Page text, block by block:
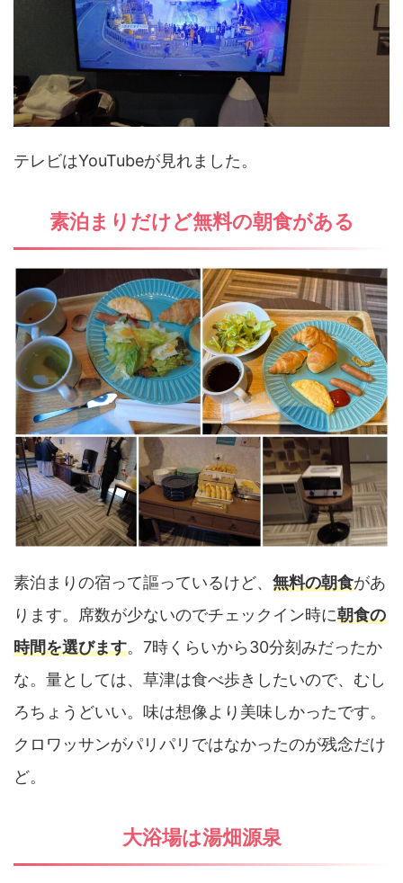
テレビはYouTubeが見れました。
素泊まりだけど無料の朝食がある
素泊まりの宿って謳っているけど、 無料の朝食があ
ります。席数が少ないのでチェックイン時に朝食の
時間を選びます。7時くらいから30分刻みだったか
な。量としては、草津は食べ歩きしたいので、むし
ろちょうどいい。味は想像より美味しかったです。
クロワッサンがパリパリではなかったのが残念だけ
ど。
大浴場は湯畑源泉